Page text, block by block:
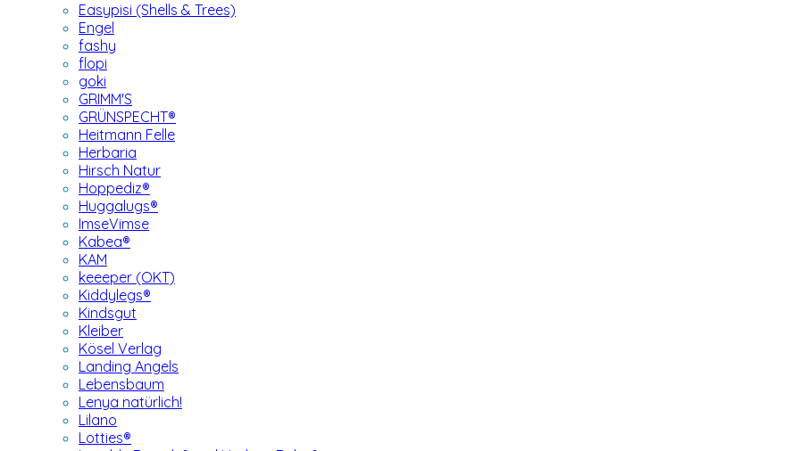
Easypisi (Shells & Trees)
Engel
fashy
flopi
goki
GRIMM'S
GRÜNSPECHT®
Heitmann Felle
Herbaria
Hirsch Natur
Hoppediz®
Huggalugs®
ImseVimse
Kabea®
KAM
keeeper (OKT)
Kiddylegs®
Kindsgut
Kleiber
Kösel Verlag
Landing Angels
Lebensbaum
Lenya natürlich!
Lilano
Lotties®